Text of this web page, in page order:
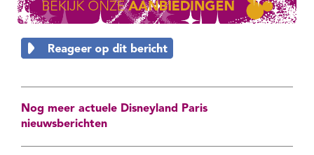
Nog meer actuele Disneyland Paris
nieuwsberichten